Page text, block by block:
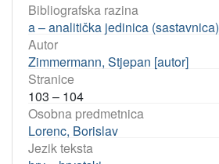
Bibliografska razina
a – analitička jedinica (sastavnica)
Autor
Zimmermann, Stjepan [autor]
Stranice
103 – 104
Osobna predmetnica
Lorenc, Borislav
Jezik teksta